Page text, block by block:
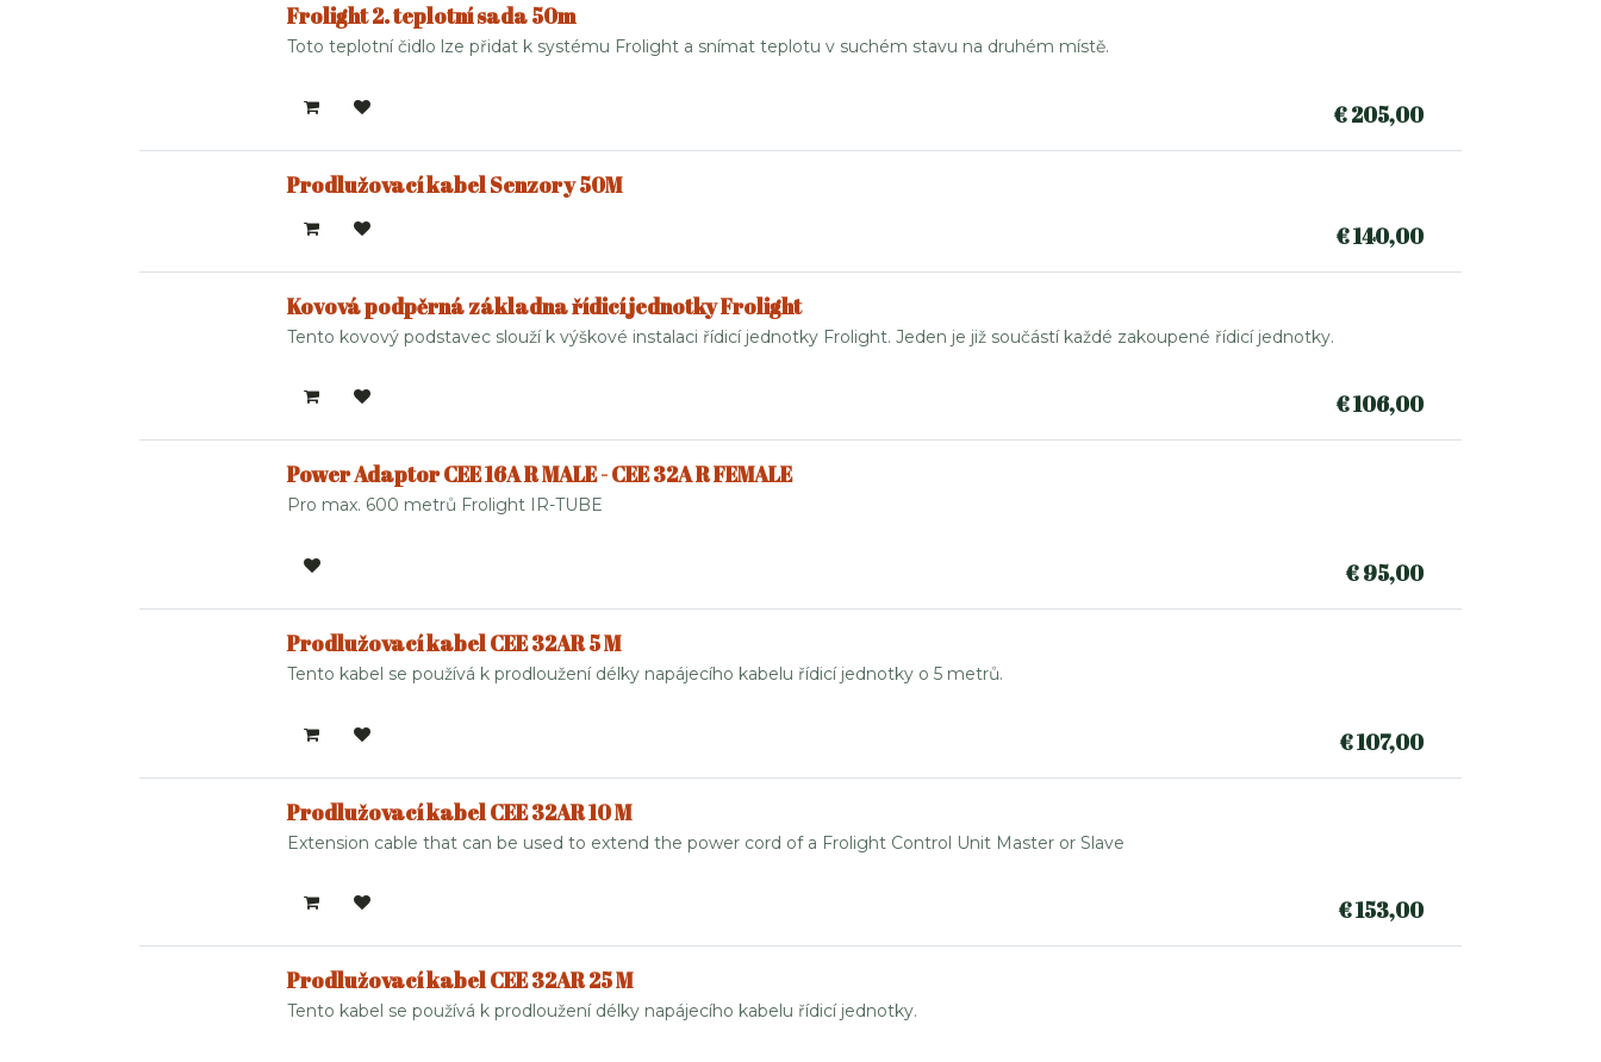
Frolight 2. teplotní sada 50m
Toto teplotní čidlo lze přidat k systému Frolight a snímat teplotu v suchém stavu na druhém místě.
€205,00
Prodlužovací kabel Senzory 50M
€140,00
Kovová podpěrná základna řídicí jednotky Frolight
Tento kovový podstavec slouží k výškové instalaci řídicí jednotky Frolight. Jeden je již součástí každé zakoupené řídicí jednotky.
€106,00
Power Adaptor CEE 16A R MALE - CEE 32A R FEMALE
Pro max. 600 metrů Frolight IR-TUBE
€95,00
Prodlužovací kabel CEE 32AR 5 M
Tento kabel se používá k prodloužení délky napájecího kabelu řídicí jednotky o 5 metrů.
€107,00
Prodlužovací kabel CEE 32AR 10 M
Extension cable that can be used to extend the power cord of a Frolight Control Unit Master or Slave
€153,00
Prodlužovací kabel CEE 32AR 25 M
Tento kabel se používá k prodloužení délky napájecího kabelu řídicí jednotky.